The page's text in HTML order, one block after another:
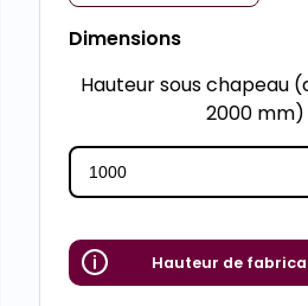
Dimensions
Hauteur sous chapeau
2000 mm)
Hauteur de